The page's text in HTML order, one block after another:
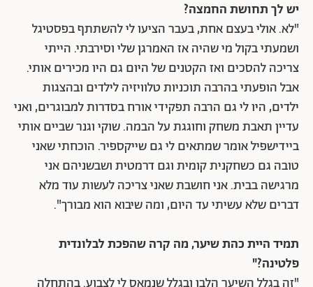
יש לך תחושת החמצה?
"לא. אולי בעצם אחת, בעבר הציעו לי להשתתף בפסטיגל
ושמעתי בקול מי שהיה אז האמרגן שלי וסירבתי. הייתי
צריכה להסכים ואז הקטנים של היום גם היו מכירים אותי.
אבל הופעתי בהרבה תוכניות טלוויזיה לילדים ובהצגות
ילדים, היו לי גם הרבה תפקידי אורח בסדרות למבוגרים, ואני
עדיין תאבת משחק וחוגגת על הבמה. שוקי וגנר שביים אותי
ביידישפיל אומר שמתאים לי גם שייקספיר. הוכחתי שאני
טובה גם כשחקנית קומית וגם דרמטית ושבשניהם אני
מרגישה בבית. אני חושבת שאני צריכה לעשות עוד מלא
דברים שלא עשיתי עד היום, ומה שיבוא הוא מבורך".
תמיד היית כהת שיער, מה קרה שהפכת לבלונדית
פלטינה?"